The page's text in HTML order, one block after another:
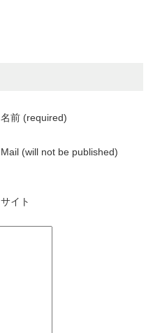
名前 (required)
Mail (will not be published)
サイト